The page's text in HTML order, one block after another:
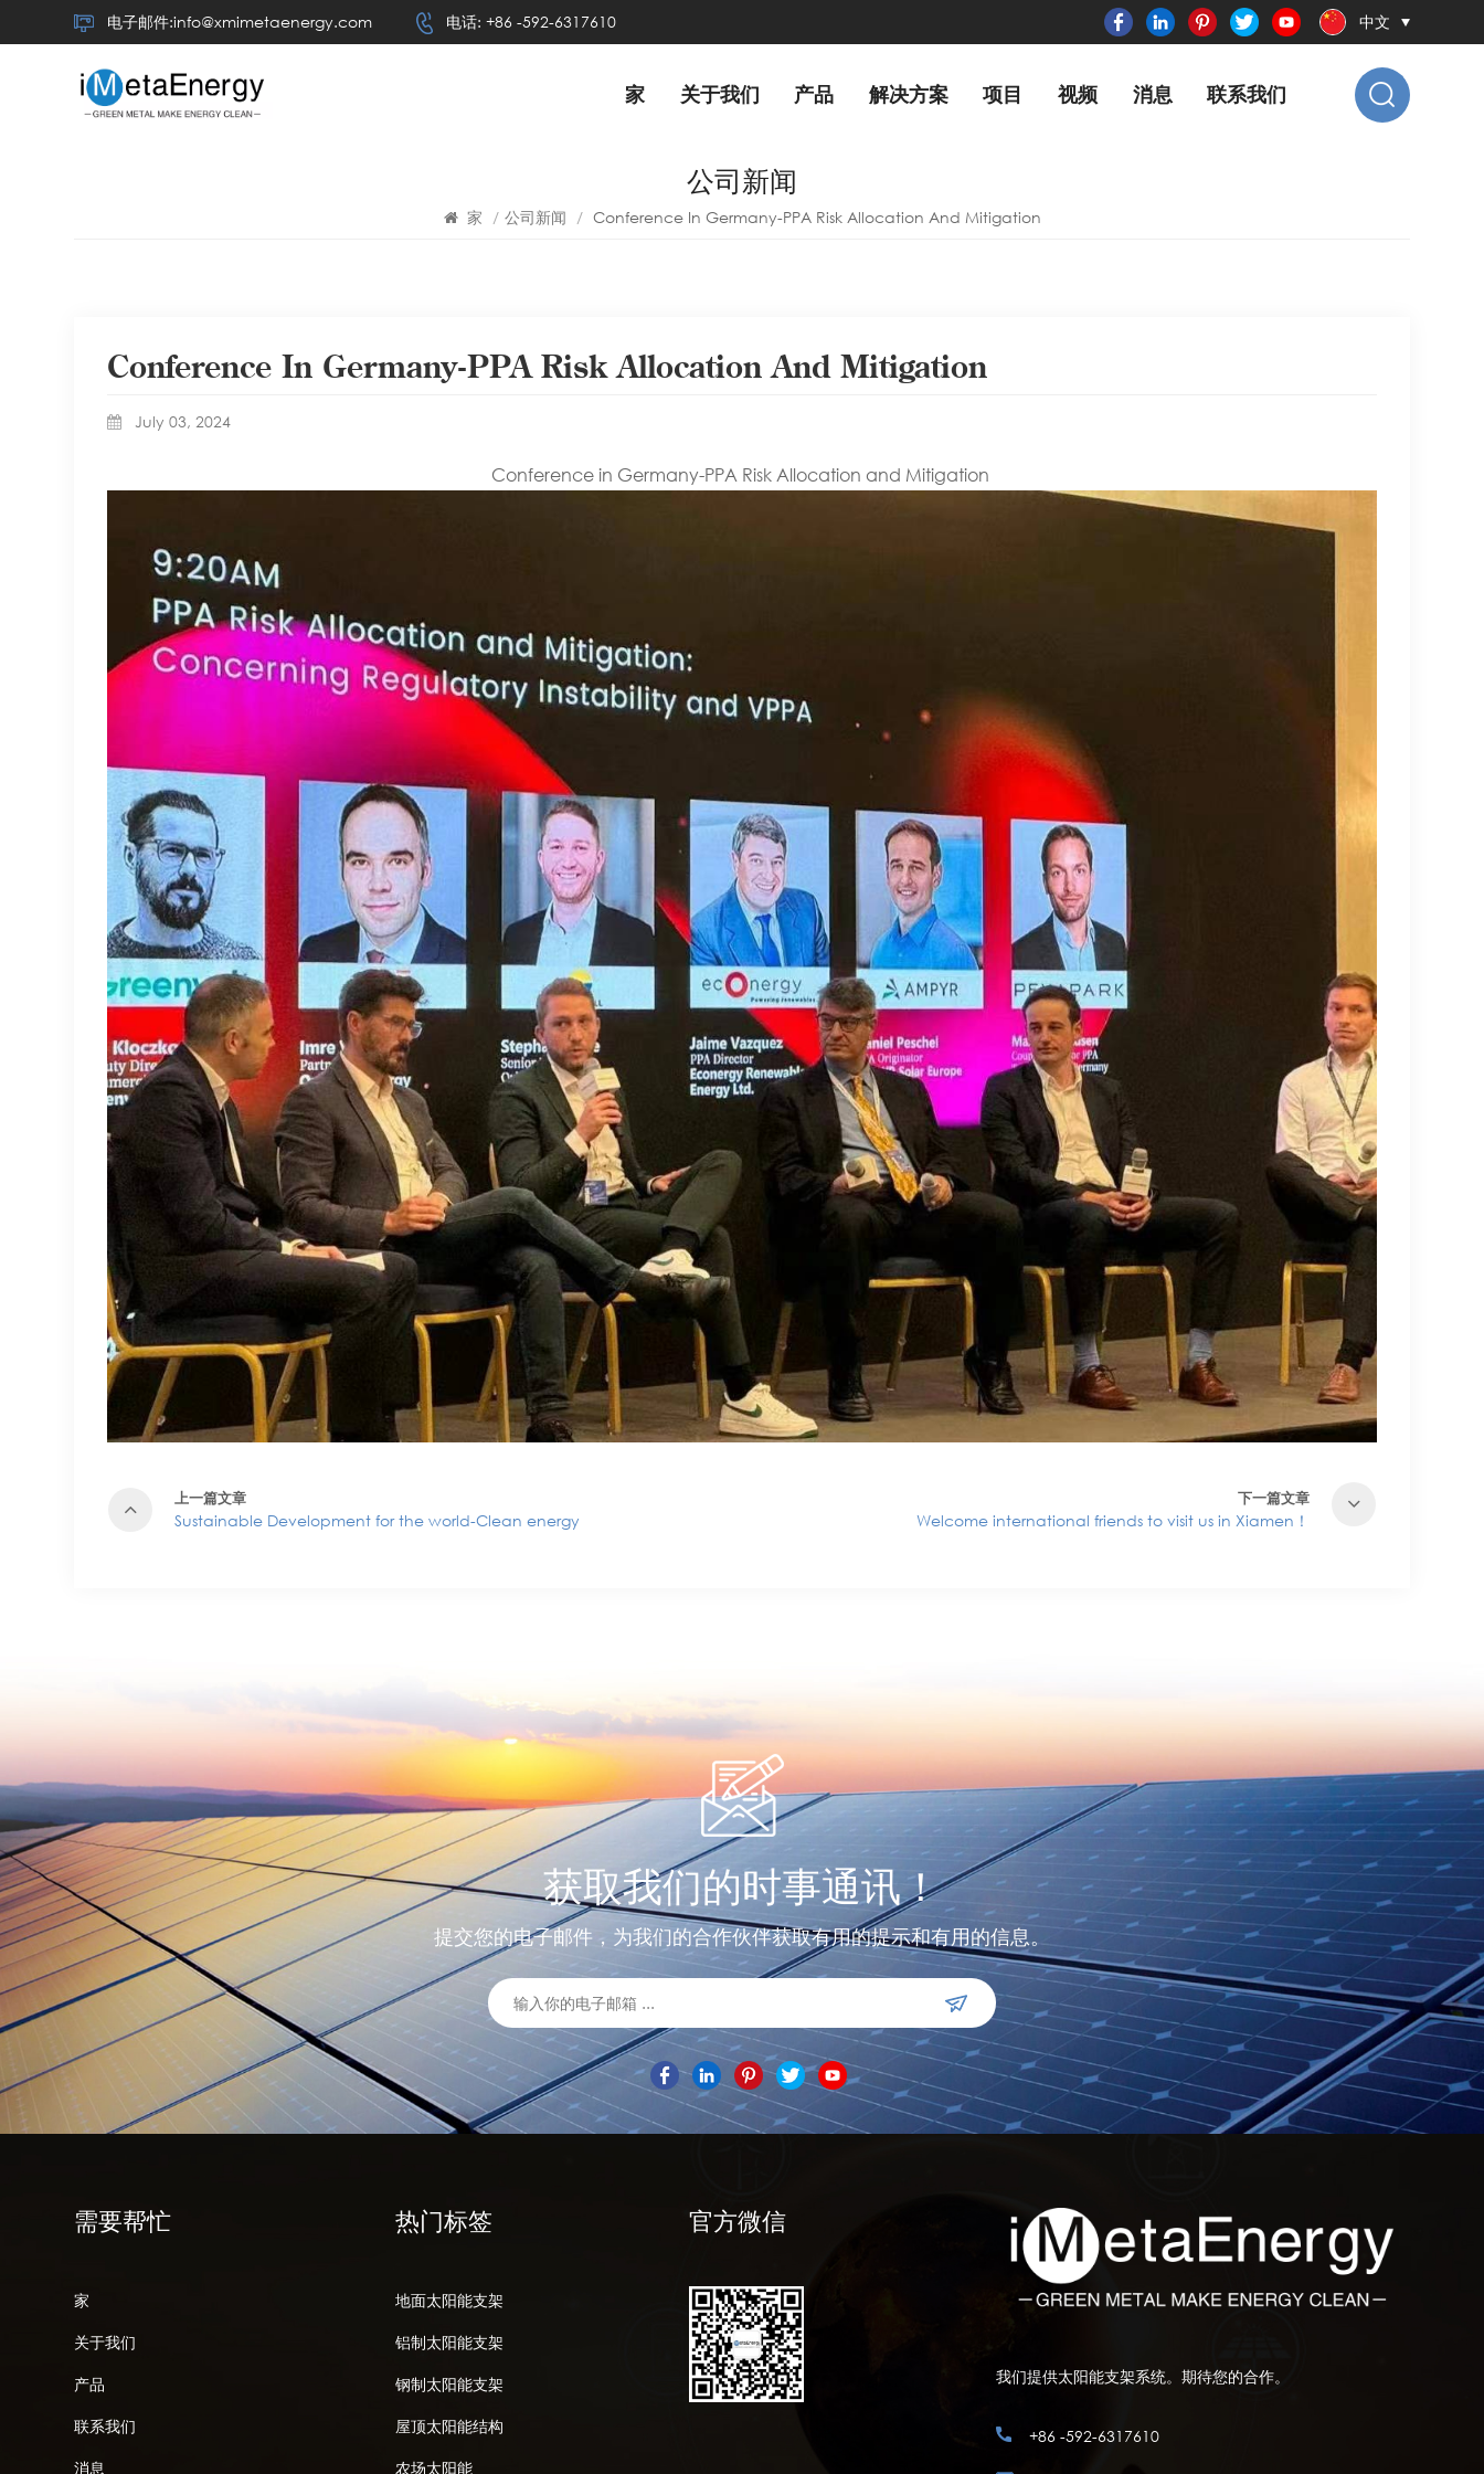
电子邮件:info@xmimetaenergy.com 电话: +86 -592-6317610 中文
家 关于我们 产品 解决方案 项目 视频 消息 联系我们
公司新闻
家 / 公司新闻 / Conference In Germany-PPA Risk Allocation And Mitigation
Conference In Germany-PPA Risk Allocation And Mitigation
July 03, 2024
Conference in Germany-PPA Risk Allocation and Mitigation
上一篇文章
Sustainable Development for the world-Clean energy
下一篇文章
Welcome international friends to visit us in Xiamen！
获取我们的时事通讯！
提交您的电子邮件，为我们的合作伙伴获取有用的提示和有用的信息。
需要帮忙
家
关于我们
产品
联系我们
消息
热门标签
地面太阳能支架
铝制太阳能支架
钢制太阳能支架
屋顶太阳能结构
农场太阳能
官方微信
我们提供太阳能支架系统。期待您的合作。
+86 -592-6317610